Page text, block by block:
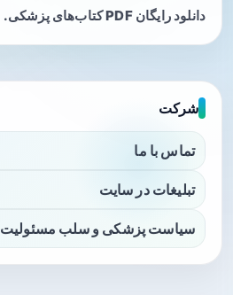
دانلود رایگان PDF کتاب‌های پزشکی.
شرکت
تماس با ما
تبلیغات در سایت
سیاست پزشکی و سلب مسئولیت